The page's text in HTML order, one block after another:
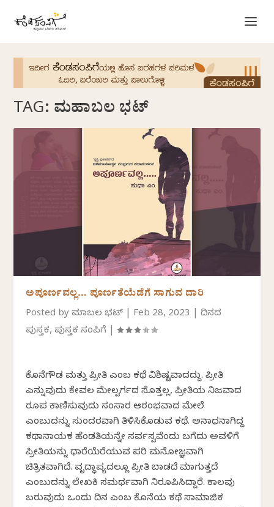
TAG: ಮಹಾಬಲ ಭಟ್‌
ಅಪೂರ್ಣವಲ್ಲ… ಪೂರ್ಣತೆಯೆಡೆಗೆ ಸಾಗುವ ದಾರಿ
Posted byಮಹಾಬಲ ಭಟ್ Feb 28, 2023 |ದಿನದ
ಪುಸ್ತಕ,ಪುಸ್ತಕ ಸಂಪಿಗೆ |
ಕೊನೆಗೌಡ ಮತ್ತು ಪ್ರೀತಿ ಎಂಬ ಕಥೆ ವಿಶಿಷ್ಟವಾದದ್ದು. ಪ್ರೀತಿ
ಎನ್ನುವುದು ಕೇವಲ ಮೇಲ್ವರ್ಗದ ಸೊತ್ತಲ್ಲ, ಪ್ರೀತಿಯ ನಿಜವಾದ
ರೂಪ ಕಾಣಿಸುವುದು ಸಂಸಾರ ಆರಂಭವಾದ ಮೇಲೆ
ಎಂಬುದನ್ನು ಸುಂದರವಾಗಿ ತಿಳಿಸಿಕೊಡುವ ಕಥೆ. ಅನಾಥನಾಗಿದ್ದ
ಕಥಾನಾಯಕ ಹೆಂಡತಿಯನ್ನೇ ಸರ್ವಸ್ವವೆಂದು ಬಗೆದು ಅವಳಿಗೆ
ಪ್ರೀತಿಯನ್ನು ಧಾರೆಯೆರೆಯುವ ಪರಿ ಮನೋಜ್ಞವಾಗಿ
ಚಿತ್ರಿತವಾಗಿದೆ. ವೃದ್ಧಾಪ್ಯದಲ್ಲೂ ಪ್ರೀತಿ ಬಾಡದೆ ಮಾಗುತ್ತದೆ
ಎಂಬುದನ್ನು ಲೇಖಕಿ ಸಮರ್ಥವಾಗಿ ನಿರೂಪಿಸಿದ್ದಾರೆ. ಕಾಲವು
ಬರುವುದು ಒಂದು ದಿನ ಎಂಬ ಕೊನೆಯ ಕಥೆ ಸಾಮಾಜಿಕ